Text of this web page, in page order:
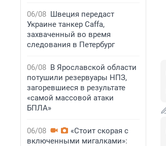
06/08 Швеция передаст
Украине танкер Caffa,
захваченный во время
следования в Петербург
06/08 В Ярославской области
потушили резервуары НПЗ,
загоревшиеся в результате
«самой массовой атаки
БПЛА»
06/08
«Стоит скорая с
включенными мигалками»: